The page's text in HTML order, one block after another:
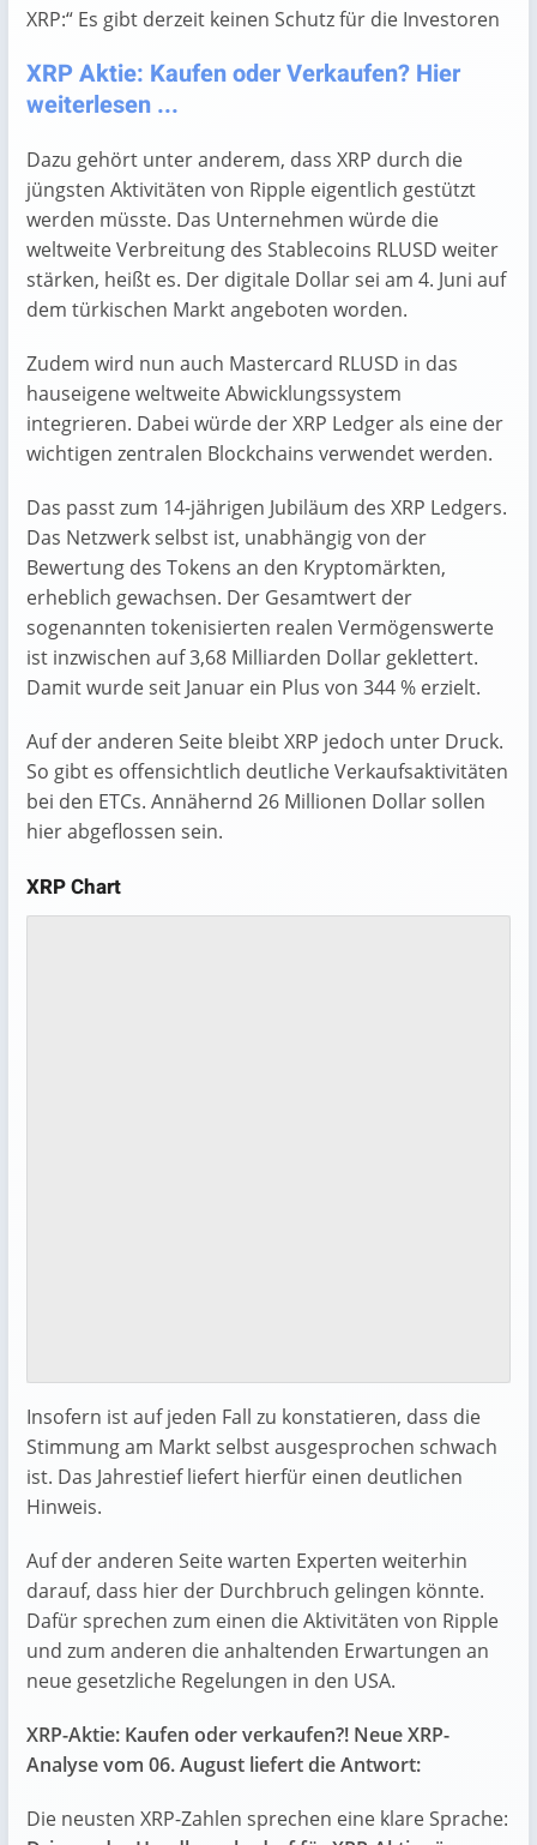
XRP:“ Es gibt derzeit keinen Schutz für die Investoren
XRP Aktie: Kaufen oder Verkaufen? Hier
weiterlesen ...
Dazu gehört unter anderem, dass XRP durch die
jüngsten Aktivitäten von Ripple eigentlich gestützt
werden müsste. Das Unternehmen würde die
weltweite Verbreitung des Stablecoins RLUSD weiter
stärken, heißt es. Der digitale Dollar sei am 4. Juni auf
dem türkischen Markt angeboten worden.
Zudem wird nun auch Mastercard RLUSD in das
hauseigene weltweite Abwicklungssystem
integrieren. Dabei würde der XRP Ledger als eine der
wichtigen zentralen Blockchains verwendet werden.
Das passt zum 14-jährigen Jubiläum des XRP Ledgers.
Das Netzwerk selbst ist, unabhängig von der
Bewertung des Tokens an den Kryptomärkten,
erheblich gewachsen. Der Gesamtwert der
sogenannten tokenisierten realen Vermögenswerte
ist inzwischen auf 3,68 Milliarden Dollar geklettert.
Damit wurde seit Januar ein Plus von 344 % erzielt.
Auf der anderen Seite bleibt XRP jedoch unter Druck.
So gibt es offensichtlich deutliche Verkaufsaktivitäten
bei den ETCs. Annähernd 26 Millionen Dollar sollen
hier abgeflossen sein.
XRP Chart
Insofern ist auf jeden Fall zu konstatieren, dass die
Stimmung am Markt selbst ausgesprochen schwach
ist. Das Jahrestief liefert hierfür einen deutlichen
Hinweis.
Auf der anderen Seite warten Experten weiterhin
darauf, dass hier der Durchbruch gelingen könnte.
Dafür sprechen zum einen die Aktivitäten von Ripple
und zum anderen die anhaltenden Erwartungen an
neue gesetzliche Regelungen in den USA.
XRP-Aktie: Kaufen oder verkaufen?! Neue XRP-
Analyse vom 06. August liefert die Antwort:
Die neusten XRP-Zahlen sprechen eine klare Sprache: